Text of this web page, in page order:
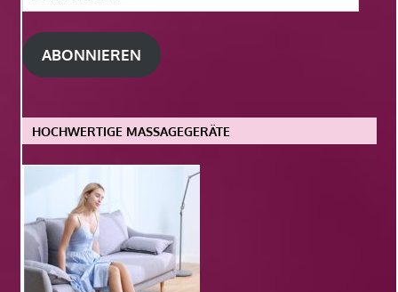
Mail-
Adresse
ABONNIEREN
HOCHWERTIGE MASSAGEGERÄTE